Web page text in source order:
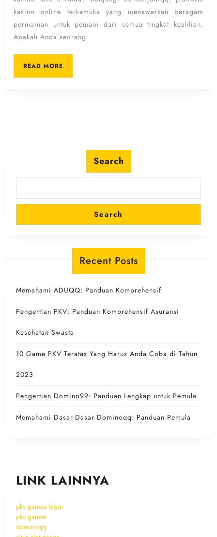
Cara
kasino online terkemuka yang menawarkan beragam
permainan untuk pemain dari semua tingkat keahlian.
Apakah Anda seorang
READ MORE
Search
Search
Recent Posts
Memahami ADUQQ: Panduan Komprehensif
Pengertian PKV: Panduan Komprehensif Asuransi
Kesehatan Swasta
10 Game PKV Teratas Yang Harus Anda Coba di Tahun
2023
Pengertian Domino99: Panduan Lengkap untuk Pemula
Memahami Dasar-Dasar Dominoqq: Panduan Pemula
LINK LAINNYA
pkv games login
pkv games
dominoqq